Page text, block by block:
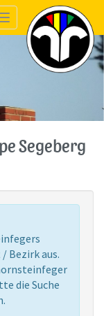
Toggle
navigation
Segeberg
/ Bezirk aus.
die Suche